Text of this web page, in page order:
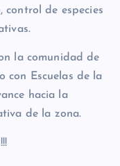
de especies
la comunidad de
con Escuelas de la
hacia la
de la zona.